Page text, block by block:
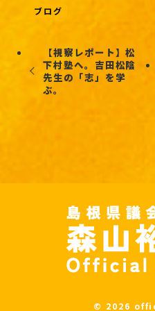
ブログ
【視察レポート】松
下村塾へ。吉田松陰
先生の「志」を学
ぶ。
© 2026